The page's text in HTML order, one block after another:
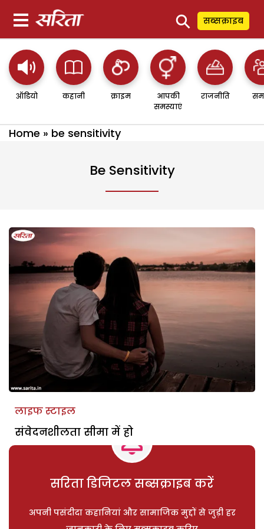
⚲ सब्सक्राइब
ऑडियो कहानी क्राइम
आपकी
समस्याएं
राजनीति
Home » be sensitivity
Be Sensitivity
लाइफ स्टाइल
संवेदनशीलता सीमा में हो
सरिता डिजिटल सब्सक्राइब करें
अपनी पसंदीदा कहानियां और सामाजिक मुद्दों से जुड़ी हर